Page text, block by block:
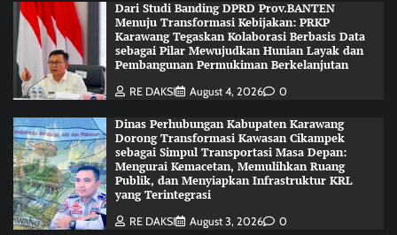
Dari Studi Banding DPRD Prov.BANTEN
Menuju Transformasi Kebijakan: PRKP
Karawang Tegaskan Kolaborasi Berbasis Data
sebagai Pilar Mewujudkan Hunian Layak dan
Pembangunan Permukiman Berkelanjutan
RE DAKSI August 4, 2026 0
Dinas Perhubungan Kabupaten Karawang
Dorong Transformasi Kawasan Cikampek
sebagai Simpul Transportasi Masa Depan:
Mengurai Kemacetan, Memulihkan Ruang
Publik, dan Menyiapkan Infrastruktur KRL
yang Terintegrasi
RE DAKSI August 3, 2026 0